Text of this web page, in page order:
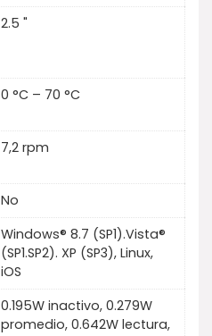
2.5 "
0 °C – 70 °C
7,2 rpm
No
Windows® 8.7 (SP1).Vista®
(SP1.SP2). XP (SP3), Linux,
iOS
0.195W inactivo, 0.279W
promedio, 0.642W lectura,